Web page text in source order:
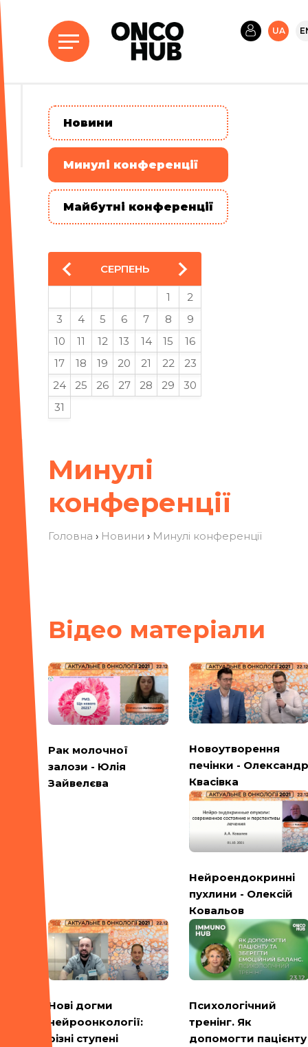
UA
Минулі
конференції
Головна › Новини › Минулі конференції
Вiдео матерiали
Рак молочної
залози - Юлія
Зайвелєва
Новоутворення
печінки - Олександр
Квасівка
Нейроендокринні
пухлини - Олексій
Ковальов
Нові догми
нейроонкології:
різні ступені
Психологічний
тренінг. Як
допомогти пацієнту
Новини
Минулі конференції
Майбутні конференції
СЕРПЕНЬ
1
2
3
4 5 6 7 8
9
10
11 12 13 14 15
16
17
18 19 20 21 22
23
24
25 26 27 28 29
30
31